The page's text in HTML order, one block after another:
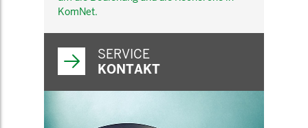
KomNet.
SERVICE
KONTAKT